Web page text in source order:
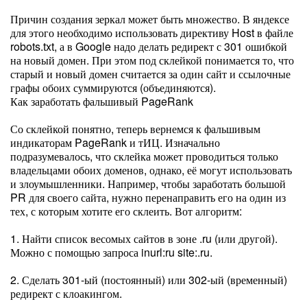
Причин создания зеркал может быть множество. В яндексе
для этого необходимо использовать директиву Host в файле
robots.txt, а в Google надо делать редирект с 301 ошибкой
на новый домен. При этом под склейкой понимается то, что
старый и новый домен считается за один сайт и ссылочные
графы обоих суммируются (объединяются).
Как заработать фальшивый PageRank
Со склейкой понятно, теперь вернемся к фальшивым
индикаторам PageRank и тИЦ. Изначально
подразумевалось, что склейка может проводиться только
владельцами обоих доменов, однако, её могут использовать
и злоумышленники. Например, чтобы заработать большой
PR для своего сайта, нужно перенаправить его на один из
тех, с которым хотите его склеить. Вот алгоритм:
1. Найти список весомых сайтов в зоне .ru (или другой).
Можно с помощью запроса inurl:ru site:.ru.
2. Сделать 301-ый (постоянный) или 302-ый (временный)
редирект с клоакингом.